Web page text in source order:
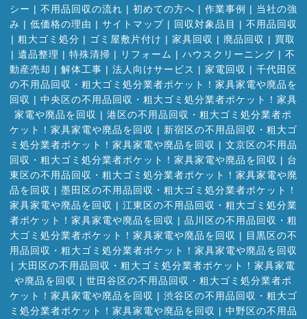
シー | 不用品回収の流れ | 初めての方へ | 作業事例 | 当社の強
み | 低価格の理由 | サイトマップ| 回収対象品目 | 不用品回収
| 粗大ゴミ処分 | ゴミ屋敷片付け | 家具回収 | 廃品回収 | 買取
| 遺品整理 | 特殊清掃 | リフォーム | ハウスクリーニング | 不
動産売却 | 解体工事 | 法人向けサービス | 家電回収 | 千代田区
の不用品回収・粗大ゴミ処分業者ポケット！家具家電や廃品を
回収 | 中央区の不用品回収・粗大ゴミ処分業者ポケット！家具
家電や廃品を回収 | 港区の不用品回収・粗大ゴミ処分業者ポ
ケット！家具家電や廃品を回収 | 新宿区の不用品回収・粗大ゴ
ミ処分業者ポケット！家具家電や廃品を回収 | 文京区の不用品
回収・粗大ゴミ処分業者ポケット！家具家電や廃品を回収 | 台
東区の不用品回収・粗大ゴミ処分業者ポケット！家具家電や廃
品を回収 | 墨田区の不用品回収・粗大ゴミ処分業者ポケット！
家具家電や廃品を回収 | 江東区の不用品回収・粗大ゴミ処分業
者ポケット！家具家電や廃品を回収 | 品川区の不用品回収・粗
大ゴミ処分業者ポケット！家具家電や廃品を回収 | 目黒区の不
用品回収・粗大ゴミ処分業者ポケット！家具家電や廃品を回収
| 大田区の不用品回収・粗大ゴミ処分業者ポケット！家具家電
や廃品を回収 | 世田谷区の不用品回収・粗大ゴミ処分業者ポ
ケット！家具家電や廃品を回収 | 渋谷区の不用品回収・粗大ゴ
ミ処分業者ポケット！家具家電や廃品を回収 | 中野区の不用品